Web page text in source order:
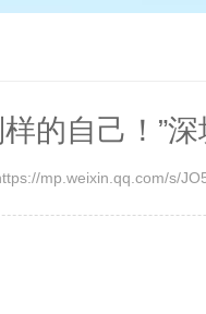
的自己！”
mp.weixin.qq.com/s/